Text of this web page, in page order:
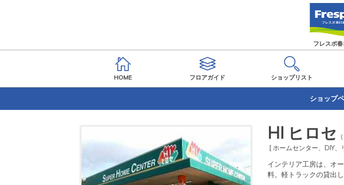
フレスポ
HOME フロアガイド ショップリスト
ショップ
HI ヒロセ
[ ホームセンター、DIY
インテリア工房は、オ
料。軽トラックの貸出